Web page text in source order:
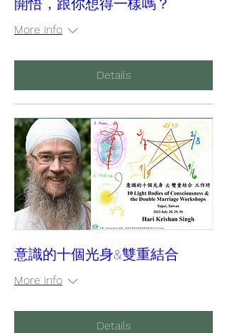
開悟，跟你想得一樣嗎？
More info
Details
意識的十個光身&雙重結合
More info
Details